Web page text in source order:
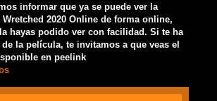
informar que ya se puede ver la
2020 Online de forma online,
hayas podido ver con facilidad. Si te ha
la película, te invitamos a que veas el
en peelink